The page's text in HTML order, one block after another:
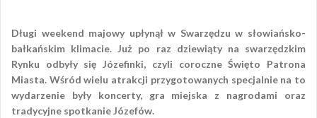
Długi weekend majowy upłynął w Swarzędzu w słowiańsko-
bałkańskim klimacie. Już po raz dziewiąty na swarzędzkim
Rynku odbyły się Józefinki, czyli coroczne Święto Patrona
Miasta. Wśród wielu atrakcji przygotowanych specjalnie na to
wydarzenie były koncerty, gra miejska z nagrodami oraz
tradycyjne spotkanie Józefów.